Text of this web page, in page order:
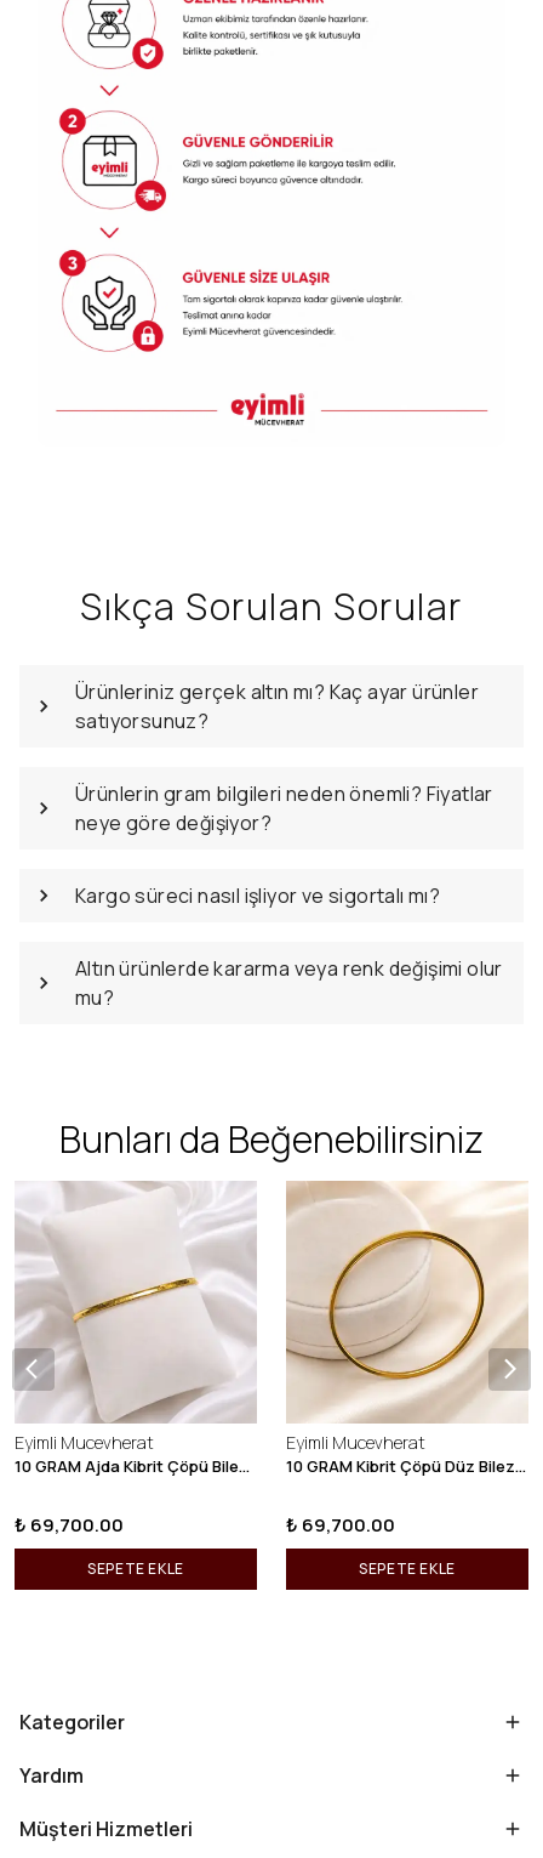
Sıkça Sorulan Sorular
Ürünleriniz gerçek altın mı? Kaç ayar ürünler
satıyorsunuz?
Ürünlerin gram bilgileri neden önemli? Fiyatlar
neye göre değişiyor?
Kargo süreci nasıl işliyor ve sigortalı mı?
Altın ürünlerde kararma veya renk değişimi olur
mu?
Bunları da Beğenebilirsiniz
Eyimli Mucevherat
10 GRAM Ajda Kibrit Çöpü Bilezik 22 Ayar 22BLZ003
₺ 69,700.00
SEPETE EKLE
Eyimli Mucevherat
10 GRAM Kibrit Çöpü Düz Bilezik 22 Ayar 22BLZ001
₺ 69,700.00
SEPETE EKLE
Kategoriler
Yardım
Müşteri Hizmetleri